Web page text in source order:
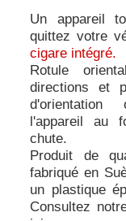
Un appareil
quittez votre
cigare intégré.
Rotule
directions et
d'orientation
l'appareil au
chute.
Produit de
fabriqué en
un plastique
Consultez